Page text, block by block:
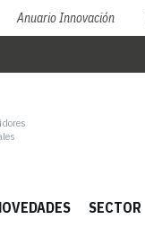
Anuario Innovación
SECTOR